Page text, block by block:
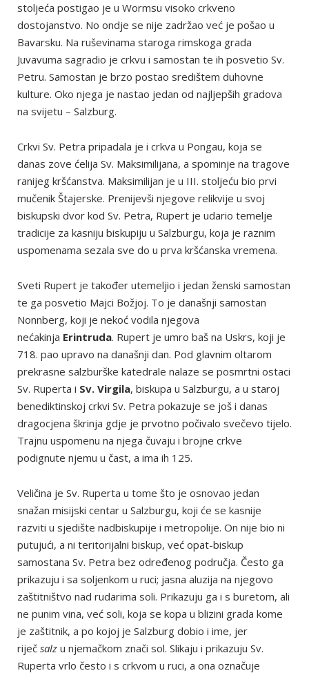
stoljeća postigao je u Wormsu visoko crkveno
dostojanstvo. No ondje se nije zadržao već je pošao u
Bavarsku. Na ruševinama staroga rimskoga grada
Juvavuma sagradio je crkvu i samostan te ih posvetio Sv.
Petru. Samostan je brzo postao središtem duhovne
kulture. Oko njega je nastao jedan od najljepših gradova
na svijetu – Salzburg.
Crkvi Sv. Petra pripadala je i crkva u Pongau, koja se
danas zove ćelija Sv. Maksimilijana, a spominje na tragove
ranijeg kršćanstva. Maksimilijan je u III. stoljeću bio prvi
mučenik Štajerske. Prenijevši njegove relikvije u svoj
biskupski dvor kod Sv. Petra, Rupert je udario temelje
tradicije za kasniju biskupiju u Salzburgu, koja je raznim
uspomenama sezala sve do u prva kršćanska vremena.
Sveti Rupert je također utemeljio i jedan ženski samostan
te ga posvetio Majci Božjoj. To je današnji samostan
Nonnberg, koji je nekoć vodila njegova
nećakinja Erintruda. Rupert je umro baš na Uskrs, koji je
718. pao upravo na današnji dan. Pod glavnim oltarom
prekrasne salzburške katedrale nalaze se posmrtni ostaci
Sv. Ruperta i Sv. Virgila, biskupa u Salzburgu, a u staroj
benediktinskoj crkvi Sv. Petra pokazuje se još i danas
dragocjena škrinja gdje je prvotno počivalo svečevo tijelo.
Trajnu uspomenu na njega čuvaju i brojne crkve
podignute njemu u čast, a ima ih 125.
Veličina je Sv. Ruperta u tome što je osnovao jedan
snažan misijski centar u Salzburgu, koji će se kasnije
razviti u sjedište nadbiskupije i metropolije. On nije bio ni
putujući, a ni teritorijalni biskup, već opat-biskup
samostana Sv. Petra bez određenog područja. Često ga
prikazuju i sa soljenkom u ruci; jasna aluzija na njegovo
zaštitništvo nad rudarima soli. Prikazuju ga i s buretom, ali
ne punim vina, već soli, koja se kopa u blizini grada kome
je zaštitnik, a po kojoj je Salzburg dobio i ime, jer
riječ salz u njemačkom znači sol. Slikaju i prikazuju Sv.
Ruperta vrlo često i s crkvom u ruci, a ona označuje